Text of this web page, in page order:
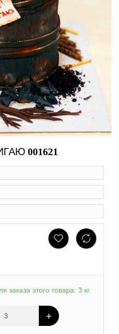
001621
заказа этого товара: 3 кг
+